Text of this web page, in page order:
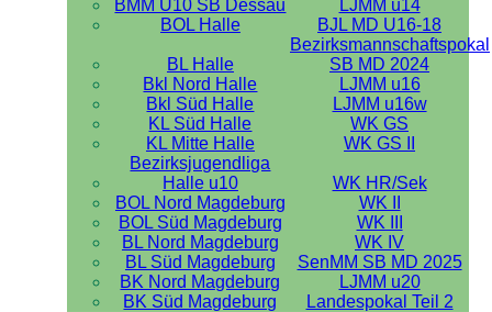
BMM U10 SB Dessau
LJMM u14
BOL Halle
BJL MD U16-18
BL Halle
Bezirksmannschaftspokal
SB MD 2024
Bkl Nord Halle
LJMM u16
Bkl Süd Halle
LJMM u16w
KL Süd Halle
WK GS
KL Mitte Halle
WK GS II
Bezirksjugendliga
Halle u10
WK HR/Sek
BOL Nord Magdeburg
WK II
BOL Süd Magdeburg
WK III
BL Nord Magdeburg
WK IV
BL Süd Magdeburg
SenMM SB MD 2025
BK Nord Magdeburg
LJMM u20
BK Süd Magdeburg
Landespokal Teil 2